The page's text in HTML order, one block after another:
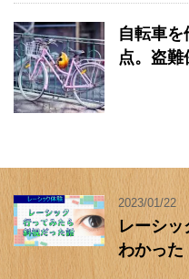
自転車
点。盗難
2023/01/22
レーシッ
わかった